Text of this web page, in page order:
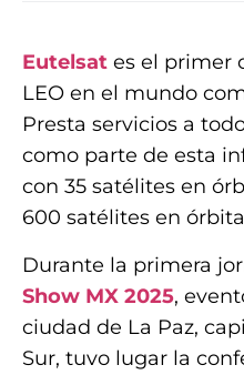
Eutelsat es el primer
LEO en el mundo
Presta servicios a
como parte de esta
con 35 satélites en
600 satélites en
Durante la primera
Show MX 2025,
ciudad de La Paz,
Sur, tuvo lugar la